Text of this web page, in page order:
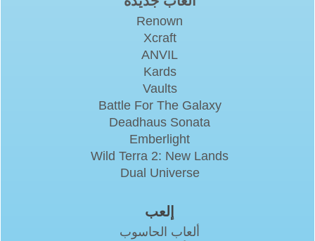
Renown
Xcraft
ANVIL
Kards
Vaults
Battle For The Galaxy
Deadhaus Sonata
Emberlight
Wild Terra 2: New Lands
Dual Universe
إلعب
ألعاب الحاسوب